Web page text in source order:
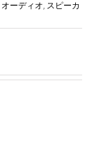
オーディオ, スピーカ